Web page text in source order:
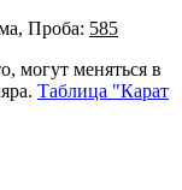
Проба: 585
могут меняться в
Таблица "Карат